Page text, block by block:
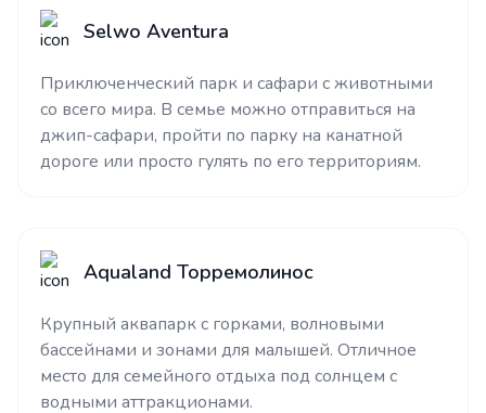
Selwo Aventura
Приключенческий парк и сафари с животными
со всего мира. В семье можно отправиться на
джип-сафари, пройти по парку на канатной
дороге или просто гулять по его территориям.
Aqualand Торремолинос
Крупный аквапарк с горками, волновыми
бассейнами и зонами для малышей. Отличное
место для семейного отдыха под солнцем с
водными аттракционами.